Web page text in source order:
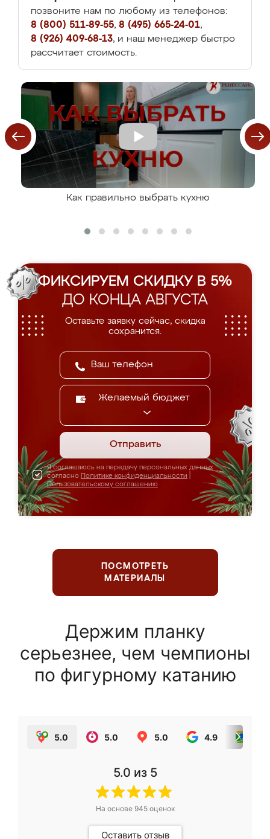
позвоните нам по любому из телефонов:
8 (800) 511-89-55, 8 (495) 665-24-01,
8 (926) 409-68-13, и наш менеджер быстро
рассчитает стоимость.
Как правильно выбрать кухню
ФИКСИРУЕМ СКИДКУ В 5%
ДО КОНЦА АВГУСТА
Оставьте заявку сейчас, скидка
сохранится.
Желаемый бюджет
Отправить
Я соглашаюсь на передачу персональных данных
согласно Политике конфиденциальности
Пользовательскому соглашению
ПОСМОТРЕТЬ
МАТЕРИАЛЫ
Держим планку
серьезнее, чем чемпионы
по фигурному катанию
5.0 5.0 5.0 4.9
5.0 из 5
На основе 945оценок
Оставить отзыв